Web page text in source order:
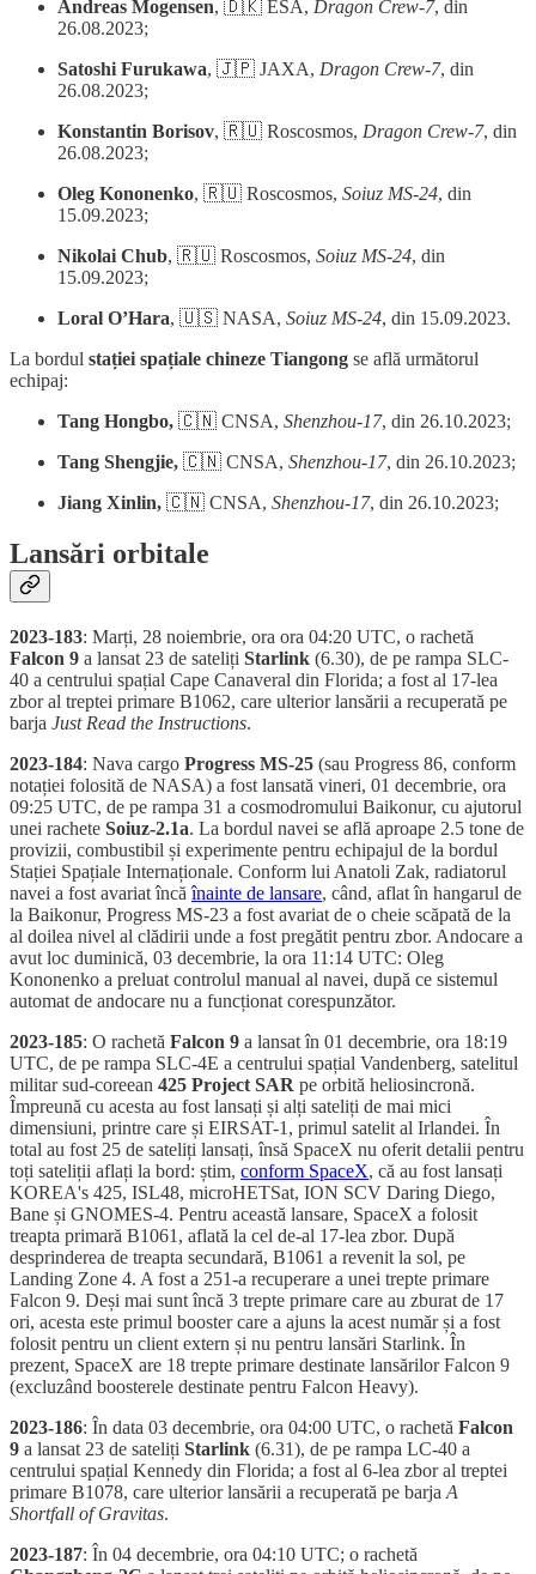
Andreas Mogensen, 🇩🇰 ESA, Dragon Crew-7, din
26.08.2023;
Satoshi Furukawa, 🇯🇵 JAXA, Dragon Crew-7, din
26.08.2023;
Konstantin Borisov, 🇷🇺 Roscosmos, Dragon Crew-7, din
26.08.2023;
Oleg Kononenko, 🇷🇺 Roscosmos, Soiuz MS-24, din
15.09.2023;
Nikolai Chub, 🇷🇺 Roscosmos, Soiuz MS-24, din
15.09.2023;
Loral O’Hara, 🇺🇸 NASA, Soiuz MS-24, din 15.09.2023.
La bordul stației spațiale chineze Tiangong se află următorul
echipaj:
Tang Hongbo, 🇨🇳 CNSA, Shenzhou-17, din 26.10.2023;
Tang Shengjie, 🇨🇳 CNSA, Shenzhou-17, din 26.10.2023;
Jiang Xinlin, 🇨🇳 CNSA, Shenzhou-17, din 26.10.2023;
Lansări orbitale
2023-183: Marți, 28 noiembrie, ora ora 04:20 UTC, o rachetă
Falcon 9 a lansat 23 de sateliți Starlink (6.30), de pe rampa SLC-
40 a centrului spațial Cape Canaveral din Florida; a fost al 17-lea
zbor al treptei primare B1062, care ulterior lansării a recuperată pe
barja Just Read the Instructions.
2023-184: Nava cargo Progress MS-25 (sau Progress 86, conform
notației folosită de NASA) a fost lansată vineri, 01 decembrie, ora
09:25 UTC, de pe rampa 31 a cosmodromului Baikonur, cu ajutorul
unei rachete Soiuz-2.1a. La bordul navei se află aproape 2.5 tone de
provizii, combustibil și experimente pentru echipajul de la bordul
Stației Spațiale Internaționale. Conform lui Anatoli Zak, radiatorul
navei a fost avariat încăînainte de lansare, când, aflat în hangarul de
la Baikonur, Progress MS-23 a fost avariat de o cheie scăpată de la
al doilea nivel al clădirii unde a fost pregătit pentru zbor. Andocare a
avut loc duminică, 03 decembrie, la ora 11:14 UTC: Oleg
Kononenko a preluat controlul manual al navei, după ce sistemul
automat de andocare nu a funcționat corespunzător.
2023-185: O rachetă Falcon 9 a lansat în 01 decembrie, ora 18:19
UTC, de pe rampa SLC-4E a centrului spațial Vandenberg, satelitul
militar sud-coreean 425 Project SAR pe orbită heliosincronă.
Împreună cu acesta au fost lansați și alți sateliți de mai mici
dimensiuni, printre care și EIRSAT-1, primul satelit al Irlandei. În
total au fost 25 de sateliți lansați, însă SpaceX nu oferit detalii pentru
toți sateliții aflați la bord: știm, conform SpaceX, că au fost lansați
KOREA's 425, ISL48, microHETSat, ION SCV Daring Diego,
Bane și GNOMES-4. Pentru această lansare, SpaceX a folosit
treapta primară B1061, aflată la cel de-al 17-lea zbor. După
desprinderea de treapta secundară, B1061 a revenit la sol, pe
Landing Zone 4. A fost a 251-a recuperare a unei trepte primare
Falcon 9. Deși mai sunt încă 3 trepte primare care au zburat de 17
ori, acesta este primul booster care a ajuns la acest număr și a fost
folosit pentru un client extern și nu pentru lansări Starlink. În
prezent, SpaceX are 18 trepte primare destinate lansărilor Falcon 9
(excluzând boosterele destinate pentru Falcon Heavy).
2023-186: În data 03 decembrie, ora 04:00 UTC, o rachetă Falcon
9 a lansat 23 de sateliți Starlink (6.31), de pe rampa LC-40 a
centrului spațial Kennedy din Florida; a fost al 6-lea zbor al treptei
primare B1078, care ulterior lansării a recuperată pe barja A
Shortfall of Gravitas.
2023-187: În 04 decembrie, ora 04:10 UTC; o rachetă